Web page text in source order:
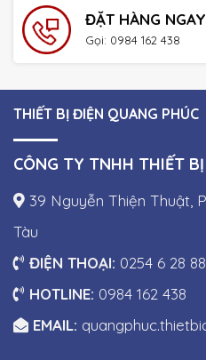
ĐẶT HÀNG NGAY
Gọi: 0984 162 438
THIẾT BỊ ĐIỆN QUANG PHÚC
CÔNG TY TNHH THIẾT
39 Nguyễn Thiện Thuật,
Tàu
ĐIỆN THOẠI: 0254 6 28
HOTLINE: 0984 162 438
EMAIL: